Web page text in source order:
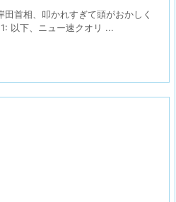
田首相、叩かれすぎて頭がおかしく
以下、ニュー速クオリ ...